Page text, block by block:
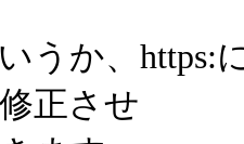
うか、https:
正させ